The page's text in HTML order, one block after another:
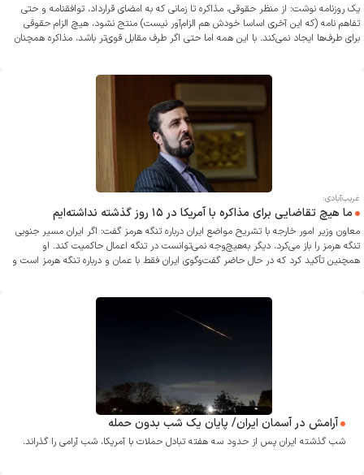
یک روزنامه نوشت: از منظر حقوقی، مذاکره تا زمانی که به امضای قرارداد، توافقنامه و حتی
تفاهم نامه (که این آخری اساسا خودش هم الزام‌آور نیست) منتج نشود، هیچ الزام حقوقی
برای طرف‌ها ایجاد نمی‌کند. با این همه اما حتی اگر طرف مقابل قوی‌تر باشد، مذاکره همچنان
غریب‌آبادی:
ما هیچ تقاضایی برای مذاکره با آمریکا در ۱۵ روز گذشته نداشته‌ایم
معاون وزیر امور خارجه با تشریح مواضع ایران درباره تنگه هرمز گفت: اگر ایران مسیر جنوبی
تنگه هرمز را باز می‌کرد، دیگر به‌هیچ‌وجه نمی‌توانست در تنگه اعمال حاکمیت کند. او
همچنین تأکید کرد که در حال حاضر گفت‌وگوی ایران فقط با عمان و درباره تنگه هرمز است و
آرامش در آسمان ایران/ پایان یک شب بدون حمله
شب گذشته ایران پس از حدود سه هفته تبادل حملات با آمریکا، شب آرامی را گذراند.